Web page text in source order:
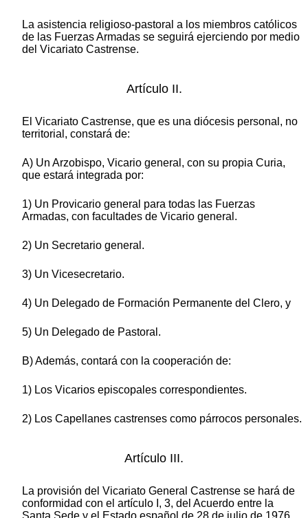
La asistencia religioso-pastoral a los miembros católicos
de las Fuerzas Armadas se seguirá ejerciendo por medio
del Vicariato Castrense.
Artículo II.
El Vicariato Castrense, que es una diócesis personal, no
territorial, constará de:
A) Un Arzobispo, Vicario general, con su propia Curia,
que estará integrada por:
1) Un Provicario general para todas las Fuerzas
Armadas, con facultades de Vicario general.
2) Un Secretario general.
3) Un Vicesecretario.
4) Un Delegado de Formación Permanente del Clero, y
5) Un Delegado de Pastoral.
B) Además, contará con la cooperación de:
1) Los Vicarios episcopales correspondientes.
2) Los Capellanes castrenses como párrocos personales.
Artículo III.
La provisión del Vicariato General Castrense se hará de
conformidad con el artículo I, 3, del Acuerdo entre la
Santa Sede y el Estado español de 28 de julio de 1976,